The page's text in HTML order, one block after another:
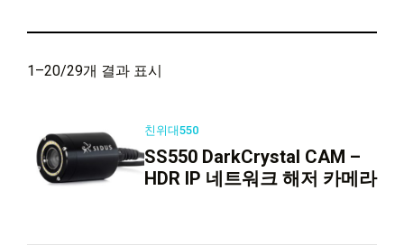
1–20/29개 결과 표시
친위대550
SS550 DarkCrystal CAM –
HDR IP 네트워크 해저 카메라